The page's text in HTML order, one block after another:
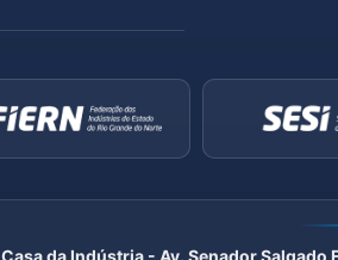
Casa da Indústria - Av. Senador